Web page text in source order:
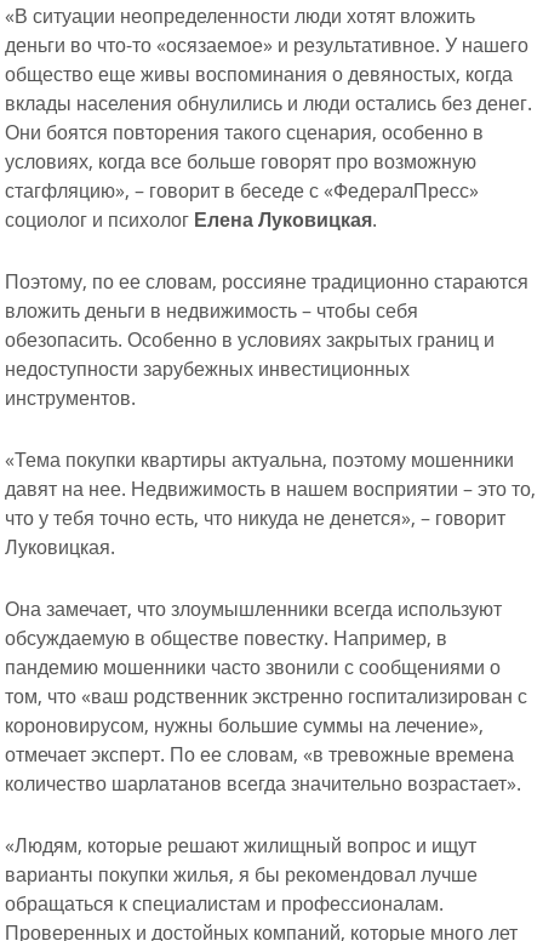
«В ситуации неопределенности люди хотят вложить
деньги во что-то «осязаемое» и результативное. У нашего
общество еще живы воспоминания о девяностых, когда
вклады населения обнулились и люди остались без денег.
Они боятся повторения такого сценария, особенно в
условиях, когда все больше говорят про возможную
стагфляцию», – говорит в беседе с «ФедералПресс»
социолог и психолог Елена Луковицкая.
Поэтому, по ее словам, россияне традиционно стараются
вложить деньги в недвижимость – чтобы себя
обезопасить. Особенно в условиях закрытых границ и
недоступности зарубежных инвестиционных
инструментов.
«Тема покупки квартиры актуальна, поэтому мошенники
давят на нее. Недвижимость в нашем восприятии – это то,
что у тебя точно есть, что никуда не денется», – говорит
Луковицкая.
Она замечает, что злоумышленники всегда используют
обсуждаемую в обществе повестку. Например, в
пандемию мошенники часто звонили с сообщениями о
том, что «ваш родственник экстренно госпитализирован с
короновирусом, нужны большие суммы на лечение»,
отмечает эксперт. По ее словам, «в тревожные времена
количество шарлатанов всегда значительно возрастает».
«Людям, которые решают жилищный вопрос и ищут
варианты покупки жилья, я бы рекомендовал лучше
обращаться к специалистам и профессионалам.
Проверенных и достойных компаний, которые много лет